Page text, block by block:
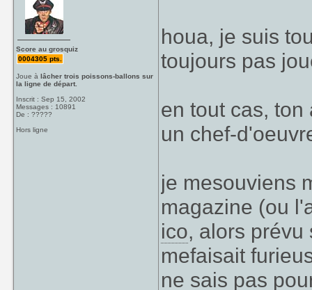
Score au grosquiz
0004305 pts.
Joue àlâcher trois poissons-ballons sur
la ligne de départ.
Inscrit : Sep 15, 2002
Messages : 10891
De : ?????
Hors ligne
houa, je suis
toujours pas
en tout cas,
un chef-
je mesouviens
magazine (ou
ico, alors prévu
mefaisait
ne sais pas